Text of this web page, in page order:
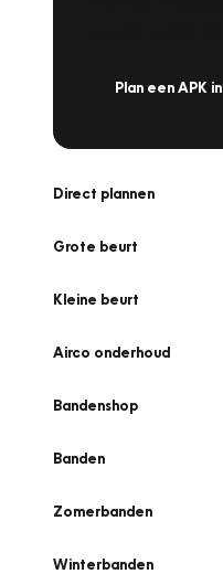
Plan een APK in
Direct plannen
Grote beurt
Kleine beurt
Airco onderhoud
Bandenshop
Banden
Zomerbanden
Winterbanden